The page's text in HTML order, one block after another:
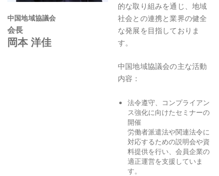
中国地域協議会
会長
岡本 洋佳
的な取り組みを通じ、地域
社会との連携と業界の健全
な発展を目指しておりま
す。
中国地域協議会の主な活動
内容：
法令遵守、コンプライアン
ス強化に向けたセミナーの
開催
労働者派遣法や関連法令に
対応するための説明会や資
料提供を行い、会員企業の
適正運営を支援していま
す。